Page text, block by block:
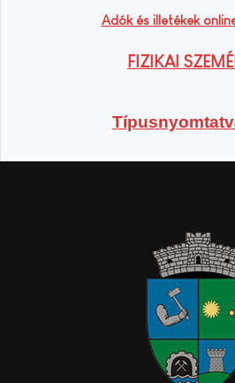
Adók és illetékek
FIZIKAI